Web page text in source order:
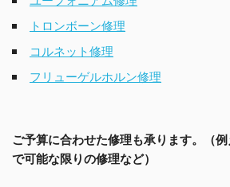
トロンボーン修理
コルネット修理
フリューゲルホルン修理
ご予算に合わせた修理も承ります。（
で可能な限りの修理など）